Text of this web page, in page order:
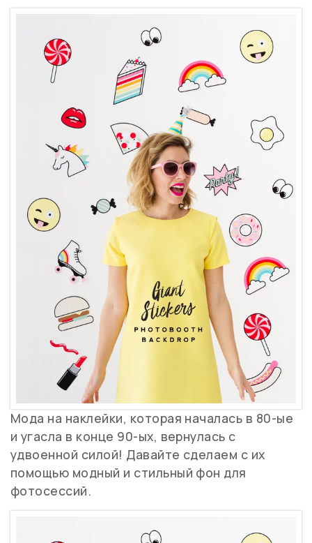
Мода на наклейки, которая началась в 80-ые
и угасла в конце 90-ых, вернулась с
удвоенной силой! Давайте сделаем с их
помощью модный и стильный фон для
фотосессий.